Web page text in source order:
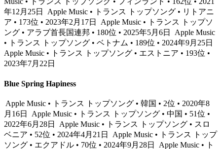
年12月25日
Apple Music • トランス トップソング • リトアニ
ア • 173位 • 2023年2月17日
Apple Music • トランス トップソ
ング • アラブ首長国連邦 • 180位 • 2025年5月6日
Apple Music
• トランス トップソング • ベトナム • 189位 • 2024年9月25日
Apple Music • トランス トップソング • エストニア • 193位 •
2023年7月22日
Blue Spring Hapiness
Apple Music • トランス トップソング • 韓国 • 2位 • 2020年8
月16日
Apple Music • トランス トップソング • 中国 • 51位 •
2022年6月28日
Apple Music • トランス トップソング • スロ
ベニア • 52位 • 2024年4月21日
Apple Music • トランス トップ
ソング • エクアドル • 70位 • 2024年9月28日
Apple Music • ト